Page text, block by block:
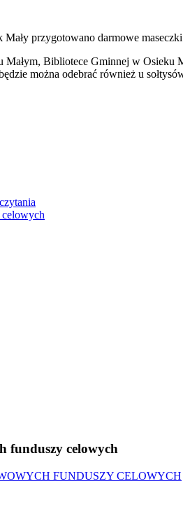
przygotowano darmowe
Małym, Bibliotece Gminnej w
można odebrać również u
celowych
funduszy celowych